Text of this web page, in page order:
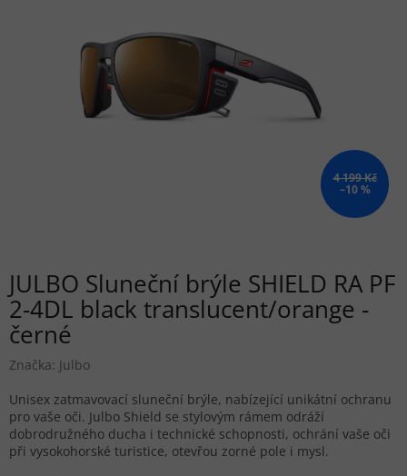
4 199 Kč
–10 %
JULBO Sluneční brýle SHIELD RA PF
2-4DL black translucent/orange -
černé
Značka: Julbo
Unisex zatmavovací sluneční brýle, nabízející unikátní ochranu
pro vaše oči. Julbo Shield se stylovým rámem odráží
dobrodružného ducha i technické schopnosti, ochrání vaše oči
při vysokohorské turistice, otevřou zorné pole i mysl.